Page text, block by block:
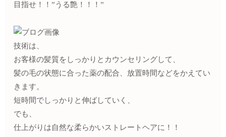
目指せ！！”うる艶！！！”
技術は、
お客様の髪質をしっかりとカウンセリングして、
髪の毛の状態に合った薬の配合、放置時間などをかえてい
きます。
短時間でしっかりと伸ばしていく、
でも、
仕上がりは自然な柔らかいストレートヘアに！！